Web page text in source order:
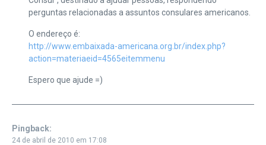
perguntas relacionadas a assuntos consulares americanos.
O endereço é:
http://www.embaixada-americana.org.br/index.php?
action=materiaeid=4565eitemmenu
Espero que ajude =)
Pingback:
24 de abril de 2010 em 17:08